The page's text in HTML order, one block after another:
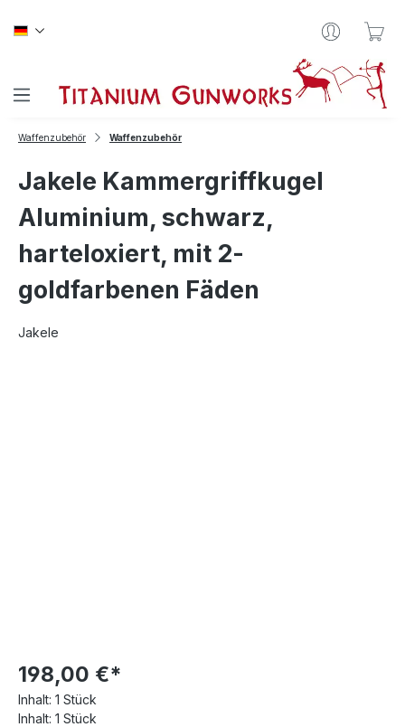
Waffenzubehör Waffenzubehör
Jakele Kammergriffkugel
Aluminium, schwarz,
harteloxiert, mit 2-
goldfarbenen Fäden
Jakele
198,00 €*
Inhalt: 1 Stück
Inhalt: 1 Stück